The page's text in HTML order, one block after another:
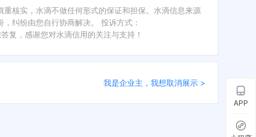
核实，水滴不做任何形式的保证和担保。水滴信息来源
纠纷由您自行协商解决。 投诉方式：
复，感谢您对水滴信用的关注与支持！
我是企业主，我想取消展示 >
APP